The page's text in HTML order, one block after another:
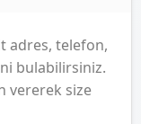
adres, telefon,
bulabilirsiniz.
vererek size